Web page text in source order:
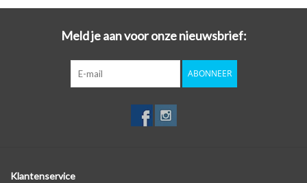
Meld je aan voor onze nieuwsbrief:
ABONNEER
Klantenservice